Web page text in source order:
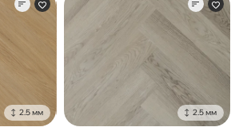
2.5 мм 2.5 мм